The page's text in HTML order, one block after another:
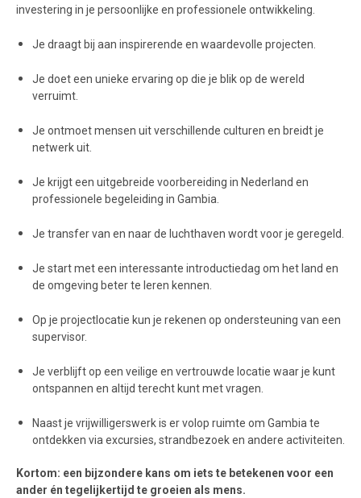
investering in je persoonlijke en professionele ontwikkeling.
Je draagt bij aan inspirerende en waardevolle projecten.
Je doet een unieke ervaring op die je blik op de wereld
verruimt.
Je ontmoet mensen uit verschillende culturen en breidt je
netwerk uit.
Je krijgt een uitgebreide voorbereiding in Nederland en
professionele begeleiding in Gambia.
Je transfer van en naar de luchthaven wordt voor je geregeld.
Je start met een interessante introductiedag om het land en
de omgeving beter te leren kennen.
Op je projectlocatie kun je rekenen op ondersteuning van een
supervisor.
Je verblijft op een veilige en vertrouwde locatie waar je kunt
ontspannen en altijd terecht kunt met vragen.
Naast je vrijwilligerswerk is er volop ruimte om Gambia te
ontdekken via excursies, strandbezoek en andere activiteiten.
Kortom: een bijzondere kans om iets te betekenen voor een
ander én tegelijkertijd te groeien als mens.